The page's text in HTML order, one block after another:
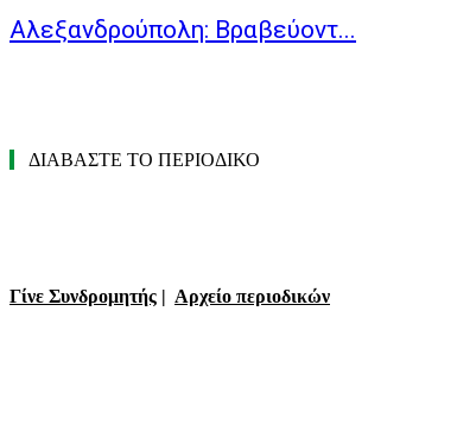
Αλεξανδρούπολη: Βραβεύοντ...
ΔΙΑΒΑΣΤΕ ΤΟ ΠΕΡΙΟΔΙΚΟ
Γίνε Συνδρομητής | Αρχείο περιοδικών